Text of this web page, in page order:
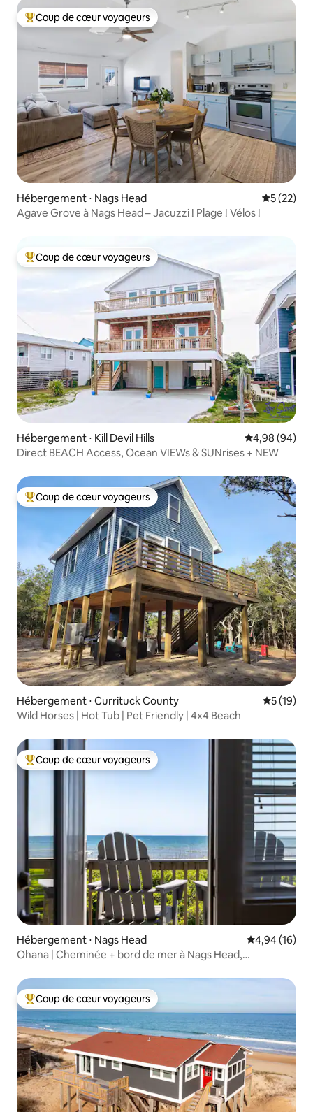
Coups de cœur voyageurs les plus appréciés
Coup de cœur voyageurs
Hébergement ⋅ Nags Head
5 (22)
Agave Grove à Nags Head – Jacuzzi ! Plage ! Vélos !
Coups de cœur voyageurs les plus appréciés
Coup de cœur voyageurs
Hébergement ⋅ Kill Devil Hills Évaluation
4,98 (94)
Direct BEACH Access, Ocean VIEWs & SUNrises + NEW
Coups de cœur voyageurs les plus appréciés
Coup de cœur voyageurs
Hébergement ⋅ Currituck County
5 (19)
Wild Horses | Hot Tub | Pet Friendly | 4x4 Beach
Coups de cœur voyageurs les plus appréciés
Coup de cœur voyageurs
Hébergement ⋅ Nags Head Évaluation
4,94 (16)
Ohana | Cheminée + bord de mer à Nags Head,
Coups de cœur voyageurs les plus appréciés
Coup de cœur voyageurs